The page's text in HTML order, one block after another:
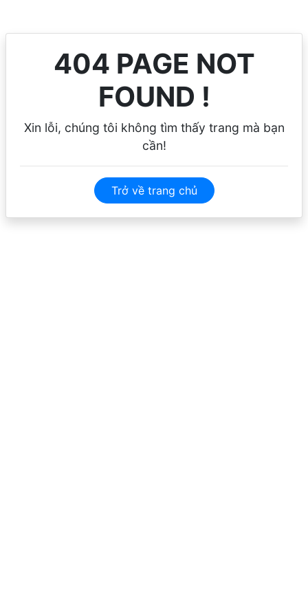
404 PAGE NOT
FOUND !
Xin lỗi, chúng tôi không tìm thấy trang mà bạn
cần!
Trở về trang chủ